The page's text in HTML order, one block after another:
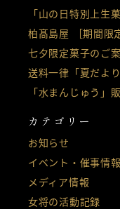
「山の日特別上生
柏髙島屋 ［期間限
七夕限定菓子のご
送料一律「夏だよ
「水まんじゅう」
カテゴリー
お知らせ
イベント・催事情報
メディア情報
女将の活動記録